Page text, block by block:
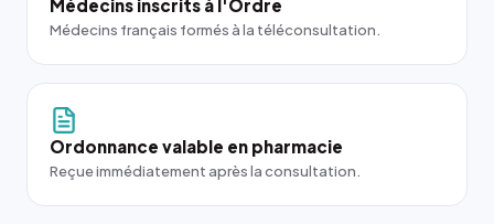
Médecins inscrits à l'Ordre
Médecins français formés à la téléconsultation.
Ordonnance valable en pharmacie
Reçue immédiatement après la consultation.